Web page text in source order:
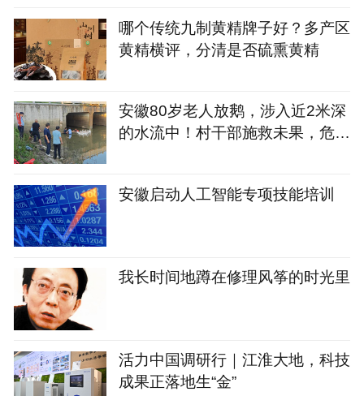
哪个传统九制黄精牌子好？多产区
黄精横评，分清是否硫熏黄精
安徽80岁老人放鹅，涉入近2米深
的水流中！村干部施救未果，危急
安徽启动人工智能专项技能培训
我长时间地蹲在修理风筝的时光里
活力中国调研行｜江淮大地，科技
成果正落地生“金”